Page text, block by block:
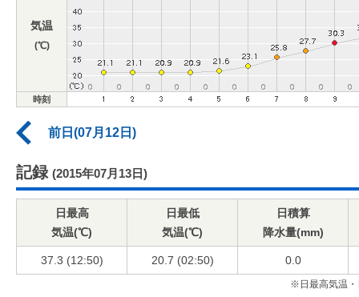
気温
(℃)
時刻
前日(07月12日)
記録 (2015年07月13日)
日最高
気温(℃)
日最低
気温(℃)
日積算
降水量(mm)
37.3 (12:50) 20.7 (02:50) 0.0
※日最高気温・